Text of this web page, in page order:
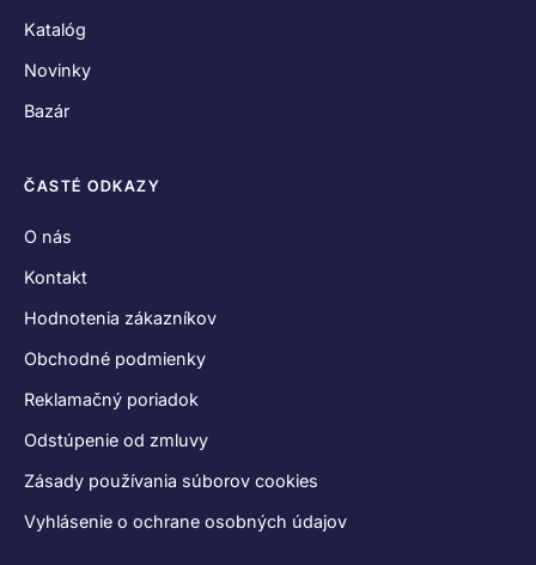
Katalóg
Novinky
Bazár
ČASTÉ ODKAZY
O nás
Kontakt
Hodnotenia zákazníkov
Obchodné podmienky
Reklamačný poriadok
Odstúpenie od zmluvy
Zásady používania súborov cookies
Vyhlásenie o ochrane osobných údajov